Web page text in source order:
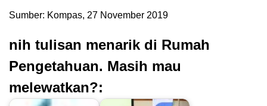
Sumber: Kompas, 27 November 2019
nih tulisan menarik di Rumah
Pengetahuan. Masih mau
melewatkan?: